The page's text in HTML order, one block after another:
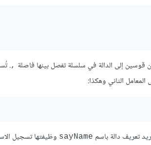
قوسين إلى الدالة في سلسلة تفصل بينها فاصلة ,
المعامل الثاني وهكذا:
تعريف دالة باسم sayName وظيفتها تسجيل